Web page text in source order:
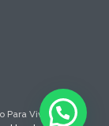
Viver. Todos